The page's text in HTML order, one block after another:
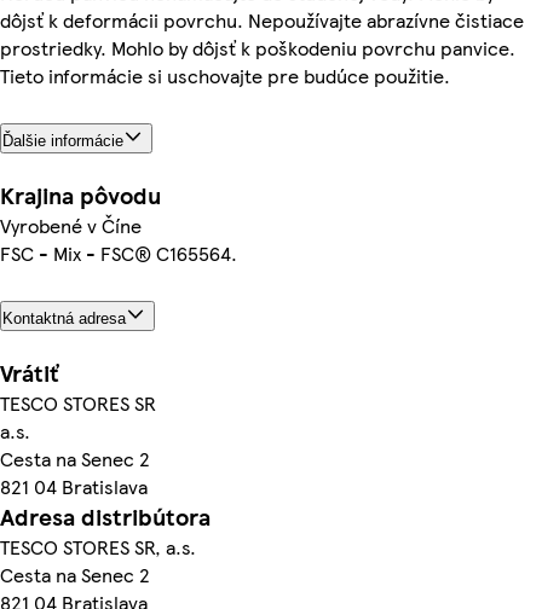
dôjsť k deformácii povrchu. Nepoužívajte abrazívne čistiace
prostriedky. Mohlo by dôjsť k poškodeniu povrchu panvice.
Tieto informácie si uschovajte pre budúce použitie.
Ďalšie informácie
Krajina pôvodu
Vyrobené v Číne
FSC - Mix - FSC® C165564.
Kontaktná adresa
Vrátiť
TESCO STORES SR
a.s.
Cesta na Senec 2
821 04 Bratislava
Adresa distribútora
TESCO STORES SR, a.s.
Cesta na Senec 2
821 04 Bratislava